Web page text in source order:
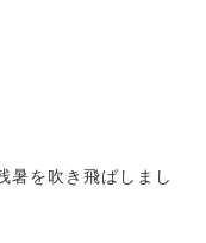
暑を吹き飛ばしまし